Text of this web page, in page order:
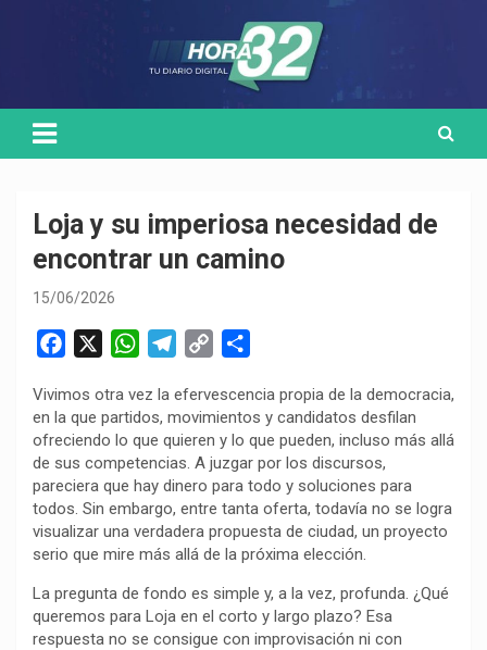
Loja y su imperiosa necesidad de
encontrar un camino
15/06/2026
c
e
b
o
o
k
W
a
t
s
A
p
p
l
e
g
r
a
m
p
y
L
i
n
k
m
p
a
r
t
i
Vivimos otra vez la efervescencia propia de la democracia,
en la que partidos, movimientos y candidatos desfilan
ofreciendo lo que quieren y lo que pueden, incluso más allá
de sus competencias. A juzgar por los discursos,
pareciera que hay dinero para todo y soluciones para
todos. Sin embargo, entre tanta oferta, todavía no se logra
visualizar una verdadera propuesta de ciudad, un proyecto
serio que mire más allá de la próxima elección.
La pregunta de fondo es simple y, a la vez, profunda. ¿Qué
queremos para Loja en el corto y largo plazo? Esa
respuesta no se consigue con improvisación ni con